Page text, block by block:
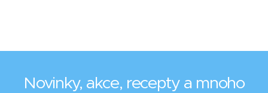
Novinky, akce, recepty a mnoho